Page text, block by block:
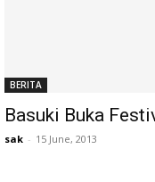
BERITA
Basuki Buka
sak - 15 June, 2013